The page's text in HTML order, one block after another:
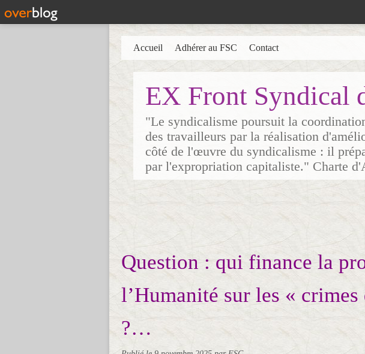
EX Front Syndical
"Le syndicalisme poursuit la
des travailleurs par la réalisation
côté de l'œuvre du syndicalisme : il
par l'expropriation capitaliste." Charte
Accueil Adhérer au FSC Contact
Question : qui finance la
l’Humanité sur les «
?…